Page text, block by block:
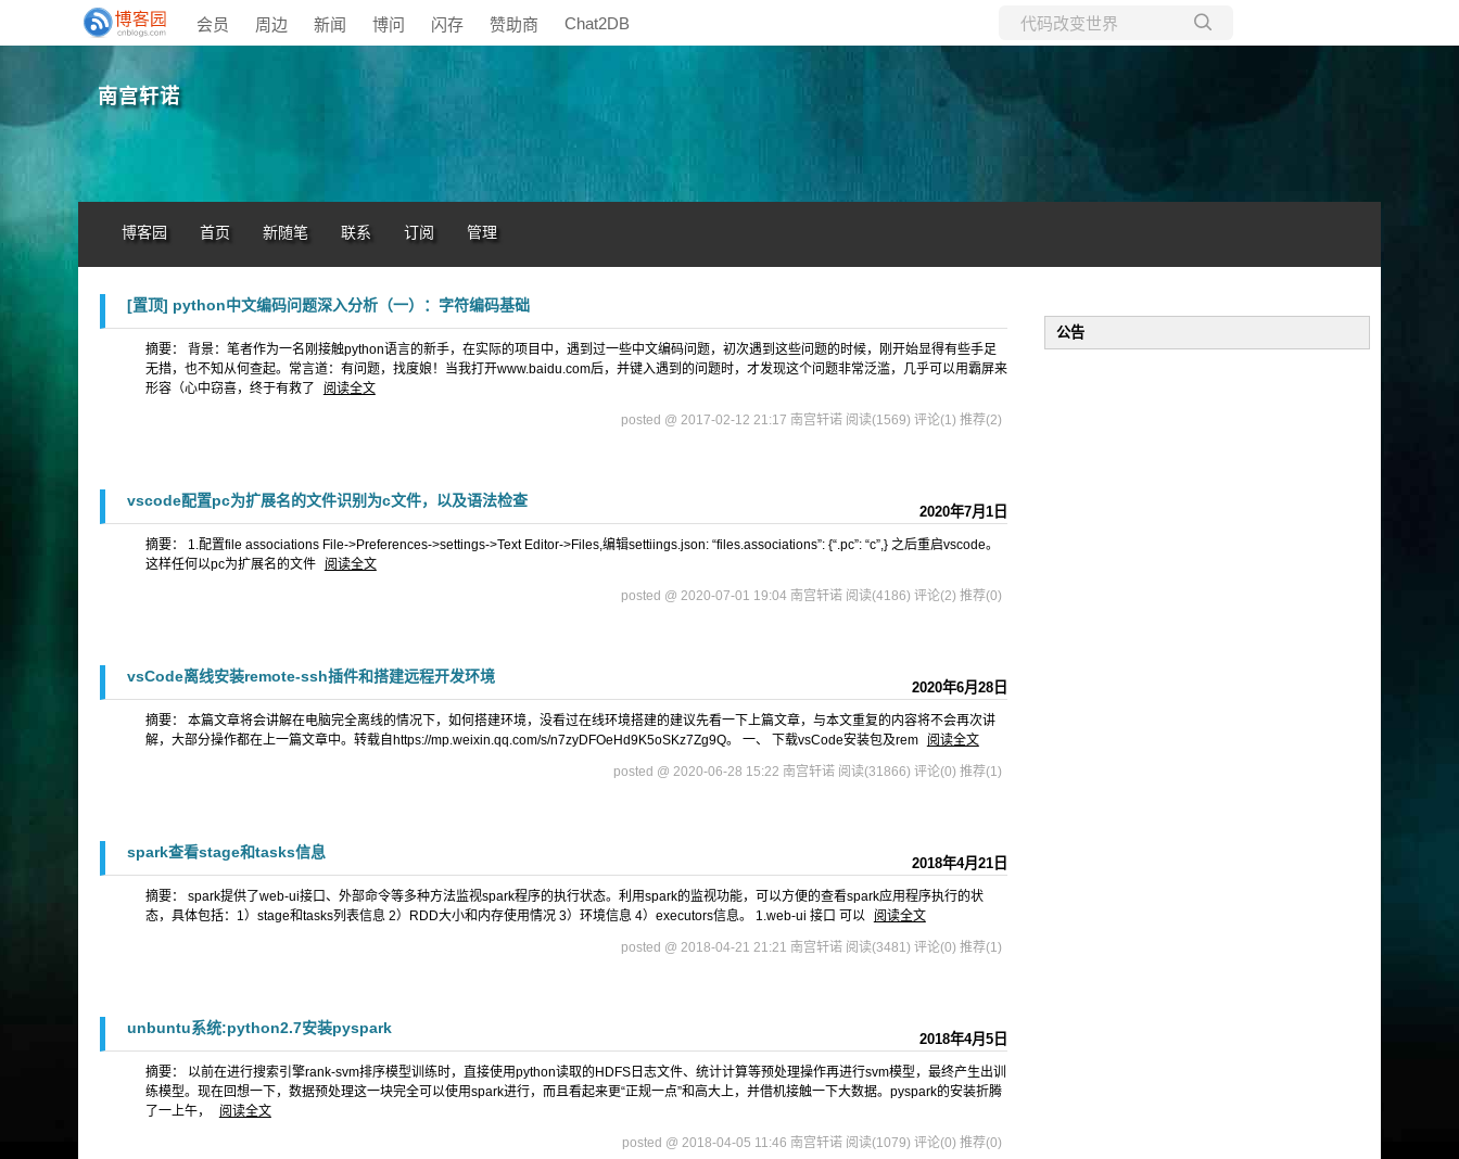
会员 周边 新闻 博问 闪存 赞助商 Chat2DB
南宫轩诺
博客园 首页 新随笔 联系 订阅 管理
[置顶] python中文编码问题深入分析（一）：字符编码基础
摘要： 背景：笔者作为一名刚接触python语言的新手，在实际的项目中，遇到过一些中文编码问题，初次遇到这些问题的时候，刚开始显得有些手足
无措，也不知从何查起。常言道：有问题，找度娘！当我打开www.baidu.com后，并键入遇到的问题时，才发现这个问题非常泛滥，几乎可以用霸屏来
形容（心中窃喜，终于有救了
阅读全文
posted @ 2017-02-12 21:17 南宫轩诺 阅读(1569) 评论(1) 推荐(2)
2020年7月1日
vscode配置pc为扩展名的文件识别为c文件，以及语法检查
摘要： 1.配置file associations File->Preferences->settings->Text Editor->Files,编辑settiings.json: “files.associations”: {“.pc”: “c”,} 之后重启vscode。
这样任何以pc为扩展名的文件
阅读全文
posted @ 2020-07-01 19:04 南宫轩诺 阅读(4186) 评论(2) 推荐(0)
2020年6月28日
vsCode离线安装remote-ssh插件和搭建远程开发环境
摘要： 本篇文章将会讲解在电脑完全离线的情况下，如何搭建环境，没看过在线环境搭建的建议先看一下上篇文章，与本文重复的内容将不会再次讲
解，大部分操作都在上一篇文章中。转载自https://mp.weixin.qq.com/s/n7zyDFOeHd9K5oSKz7Zg9Q。 一、 下载vsCode安装包及rem
阅读全文
posted @ 2020-06-28 15:22 南宫轩诺 阅读(31866) 评论(0) 推荐(1)
2018年4月21日
spark查看stage和tasks信息
摘要： spark提供了web-ui接口、外部命令等多种方法监视spark程序的执行状态。利用spark的监视功能，可以方便的查看spark应用程序执行的状
态，具体包括：1）stage和tasks列表信息 2）RDD大小和内存使用情况 3）环境信息 4）executors信息。 1.web-ui 接口 可以
阅读全文
posted @ 2018-04-21 21:21 南宫轩诺 阅读(3481) 评论(0) 推荐(1)
2018年4月5日
unbuntu系统:python2.7安装pyspark
摘要： 以前在进行搜索引擎rank-svm排序模型训练时，直接使用python读取的HDFS日志文件、统计计算等预处理操作再进行svm模型，最终产生出训
练模型。现在回想一下，数据预处理这一块完全可以使用spark进行，而且看起来更“正规一点”和高大上，并借机接触一下大数据。pyspark的安装折腾
了一上午，
阅读全文
posted @ 2018-04-05 11:46 南宫轩诺 阅读(1079) 评论(0) 推荐(0)
公告